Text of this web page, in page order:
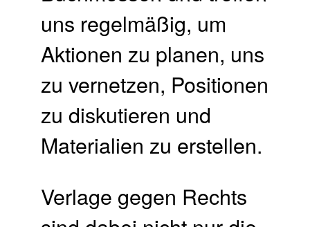
uns regelmäßig, um
Aktionen zu planen, uns
zu vernetzen, Positionen
zu diskutieren und
Materialien zu erstellen.
Verlage gegen Rechts